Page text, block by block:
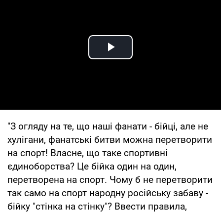
Play Video
"З огляду на те, що наші фанати - бійці, але не
хулігани, фанатські битви можна перетворити
на спорт! Власне, що таке спортивні
єдиноборства? Це бійка один на один,
перетворена на спорт. Чому б не перетворити
так само на спорт народну російську забаву -
бійку "стінка на стінку"? Ввести правила,